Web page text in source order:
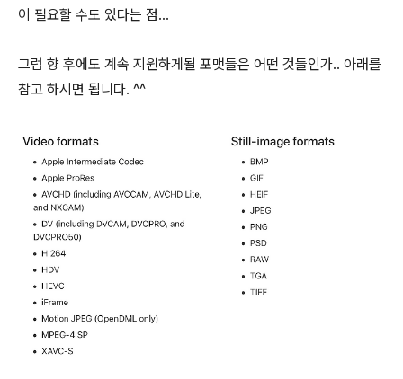
이 필요할 수도 있다는 점...
그럼 향 후에도 계속 지원하게될 포맷들은 어떤 것들인가.. 아래를
참고 하시면 됩니다. ^^